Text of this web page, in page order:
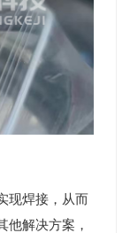
现焊接，从而
他解决方案，